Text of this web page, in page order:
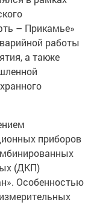
– Прикамье»
работы
а также
приборов
(ДКП)
Особенностью